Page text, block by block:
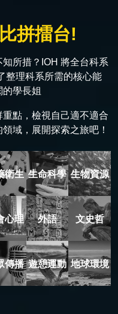
拼擂台!
所措？IOH 將全台科系
整理科系所需的核心能
的學長姐
點，檢視自己適不適合
域，展開探索之旅吧！
衛生 生命科學 生物資源
心理 外語 文史哲
傳播 遊憩運動 地球環境